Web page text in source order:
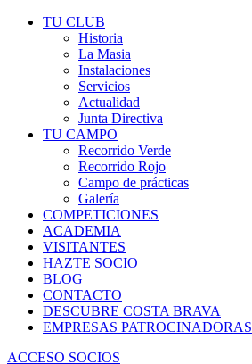
TU CLUB
Historia
La Masia
Instalaciones
Servicios
Actualidad
Junta Directiva
TU CAMPO
Recorrido Verde
Recorrido Rojo
Campo de prácticas
Galería
COMPETICIONES
ACADEMIA
VISITANTES
HAZTE SOCIO
BLOG
CONTACTO
DESCUBRE COSTA BRAVA
EMPRESAS PATROCINADORAS
ACCESO SOCIOS